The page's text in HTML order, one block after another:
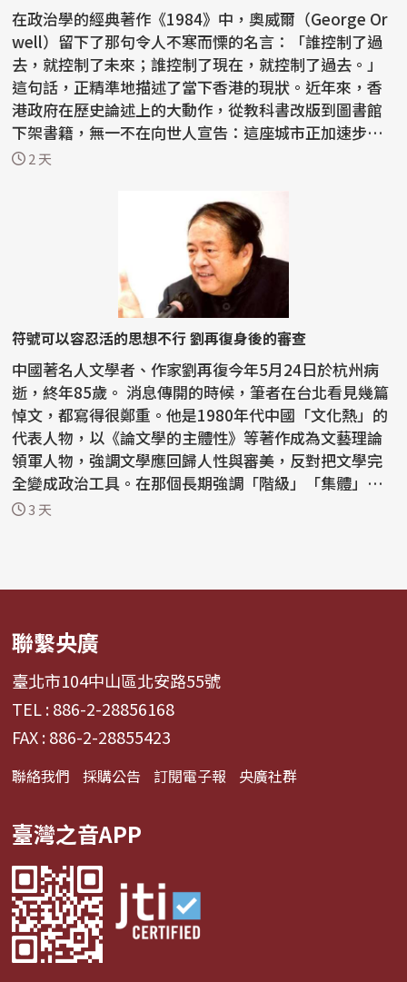
在政治學的經典著作《1984》中，奧威爾（George Or
well）留下了那句令人不寒而慄的名言：「誰控制了過
去，就控制了未來；誰控制了現在，就控制了過去。」
這句話，正精準地描述了當下香港的現狀。近年來，香
港政府在歷史論述上的大動作，從教科書改版到圖書館
下架書籍，無一不在向世人宣告：這座城市正加速步入
一種由...
2 天
符號可以容忍活的思想不行 劉再復身後的審查
中國著名人文學者、作家劉再復今年5月24日於杭州病
逝，終年85歲。 消息傳開的時候，筆者在台北看見幾篇
悼文，都寫得很鄭重。他是1980年代中國「文化熱」的
代表人物，以《論文學的主體性》等著作成為文藝理論
領軍人物，強調文學應回歸人性與審美，反對把文學完
全變成政治工具。在那個長期強調「階級」「集體」
「革命敘...
3 天
聯繫央廣
臺北市104中山區北安路55號
TEL : 886-2-28856168
FAX : 886-2-28855423
聯絡我們 採購公告 訂閱電子報 央廣社群
臺灣之音APP